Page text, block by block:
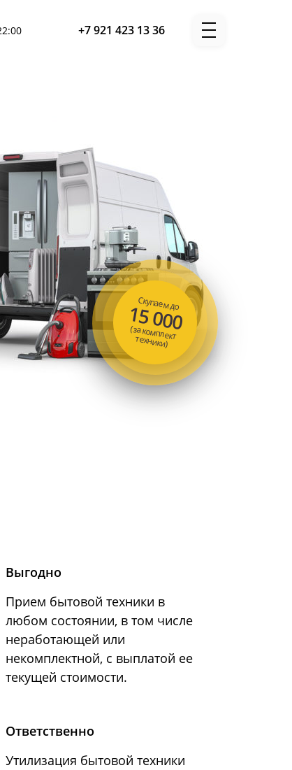
+7 921 423 13 36
Скупаем до
15 000
(за комплект
техники)
Выгодно
Прием бытовой техники в
любом состоянии, в том числе
неработающей или
некомплектной, с выплатой ее
текущей стоимости.
Ответственно
Утилизация бытовой техники